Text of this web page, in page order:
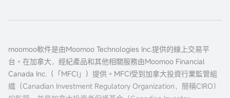
moomoo軟件是由Moomoo Technologies Inc.提供的線上交易平
台。在加拿大，經紀產品和其他相關服務由Moomoo Financial
Canada Inc.（「MFCI」）提供。MFCI受到加拿大投資行業監管組
織（Canadian Investment Regulatory Organization，簡稱CIRO）